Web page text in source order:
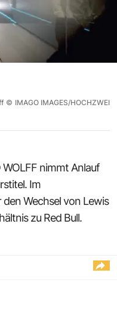
© IMAGO IMAGES/HOCHZWEI
nimmt Anlauf
Im
Wechsel von Lewis
zu Red Bull.